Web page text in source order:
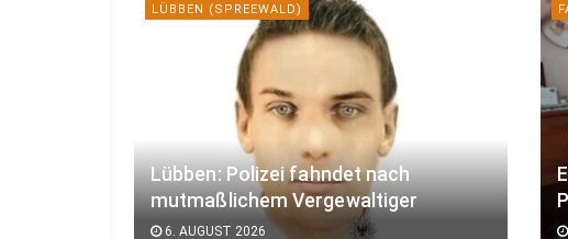
LÜBBEN (SPREEWALD)
Lübben: Polizei fahndet nach
mutmaßlichem Vergewaltiger
6. AUGUST 2026